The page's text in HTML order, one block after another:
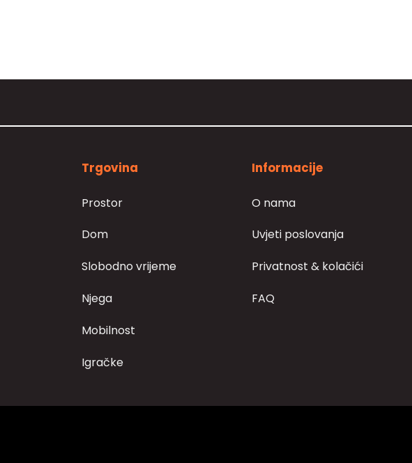
Trgovina
Prostor
Dom
Slobodno vrijeme
Njega
Mobilnost
Igračke
Informacije
O nama
Uvjeti poslovanja
Privatnost & kolačići
FAQ